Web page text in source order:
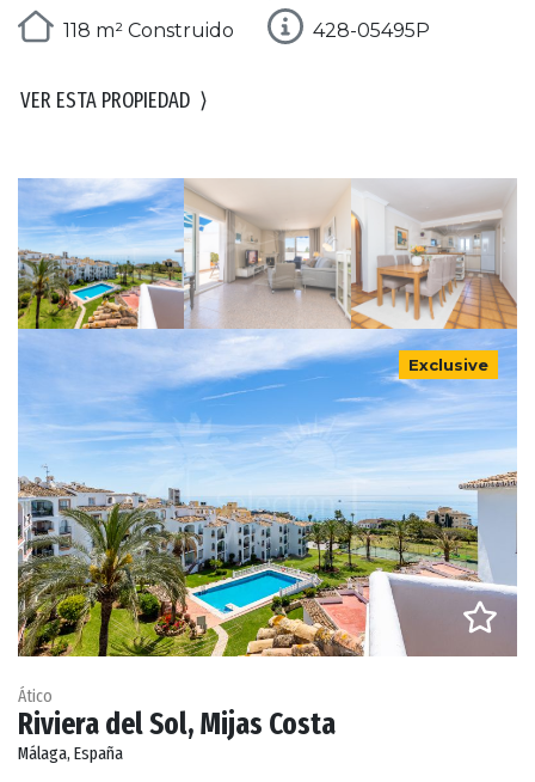
118 m² Construido
428-05495P
VER ESTA PROPIEDAD ⟩
Exclusive
Ático
Riviera del Sol, Mijas Costa
Málaga, España